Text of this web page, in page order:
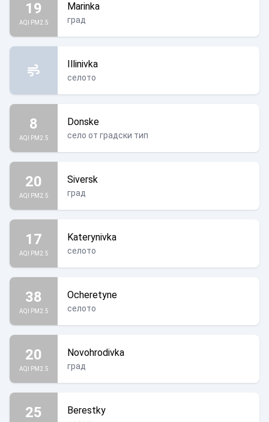
19
AQI PM2.5
Marinka
град
Illinivka
селото
8
AQI PM2.5
Donske
село от градски тип
20
AQI PM2.5
Siversk
град
17
AQI PM2.5
Katerynivka
селото
38
AQI PM2.5
Ocheretyne
селото
20
AQI PM2.5
Novohrodivka
град
25 Berestky